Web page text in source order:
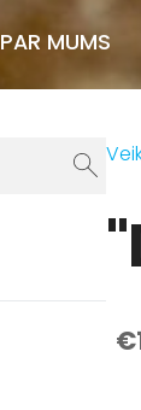
PAR MUMS